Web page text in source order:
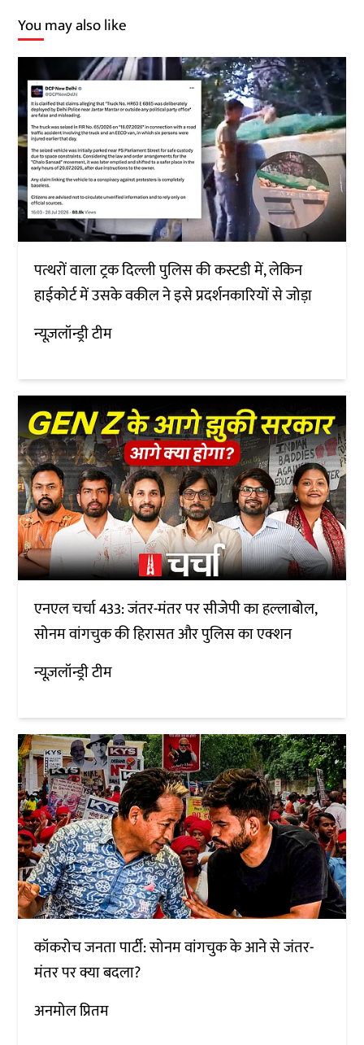
You may also like
पत्थरों वाला ट्रक दिल्ली पुलिस की कस्टडी में, लेकिन
हाईकोर्ट में उसके वकील ने इसे प्रदर्शनकारियों से जोड़ा
न्यूज़लॉन्ड्री टीम
एनएल चर्चा 433: जंतर-मंतर पर सीजेपी का हल्लाबोल,
सोनम वांगचुक की हिरासत और पुलिस का एक्शन
न्यूज़लॉन्ड्री टीम
कॉकरोच जनता पार्टी: सोनम वांगचुक के आने से जंतर-
मंतर पर क्या बदला?
अनमोल प्रितम